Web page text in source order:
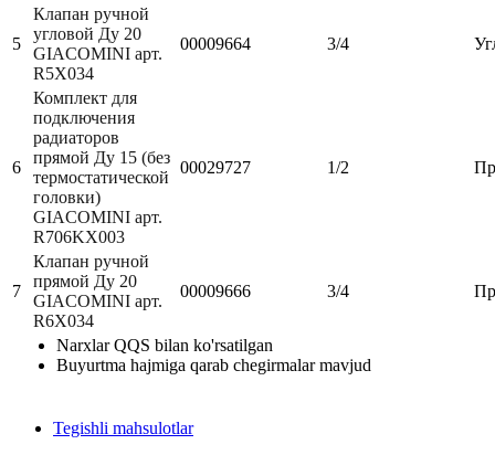
5
Клапан ручной
угловой Ду 20
GIACOMINI арт.
R5X034
00009664 3/4
6
Комплект для
подключения
радиаторов
прямой Ду 15 (без
термостатической
головки)
GIACOMINI арт.
R706KX003
00029727 1/2
7
Клапан ручной
прямой Ду 20
GIACOMINI арт.
R6X034
00009666 3/4
Narxlar QQS bilan ko'rsatilgan
Buyurtma hajmiga qarab chegirmalar mavjud
Tegishli mahsulotlar